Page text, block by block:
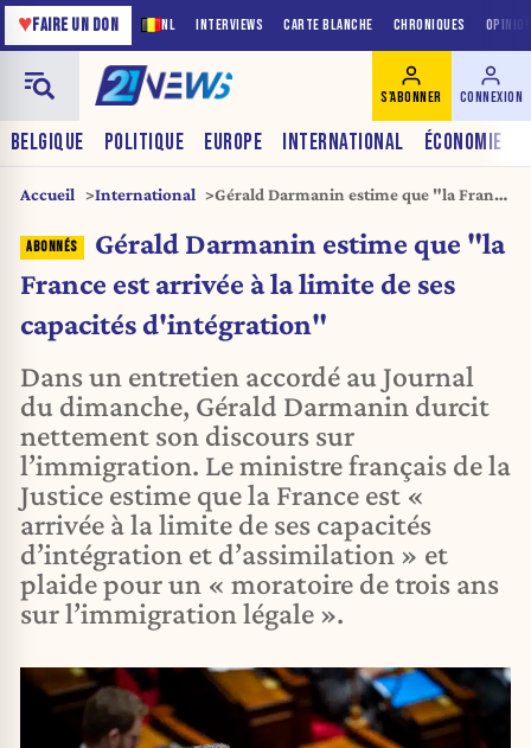
NL INTERVIEWS CARTE BLANCHE CHRONIQUES
♥FAIRE UN DON
BELGIQUE POLITIQUE EUROPE INTERNATIONAL ÉCONOMIE
S'ABONNER CONNEXION
Accueil International
Gérald Darmanin estime que "la France
d'intégration"
Gérald Darmanin estime que "la
France est arrivée à la limite de ses
capacités d'intégration"
Dans un entretien accordé au Journal
du dimanche, Gérald Darmanin durcit
nettement son discours sur
l’immigration. Le ministre français de la
Justice estime que la France est «
arrivée à la limite de ses capacités
d’intégration et d’assimilation » et
plaide pour un « moratoire de trois ans
sur l’immigration légale ».